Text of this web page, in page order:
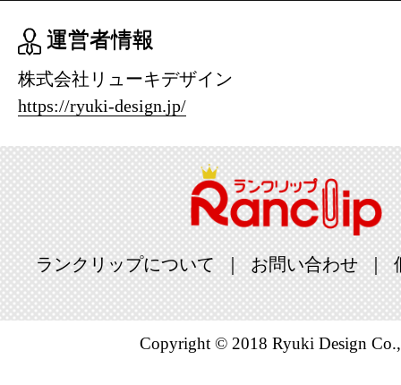
運営者情報
株式会社リューキデザイン
https://ryuki-design.jp/
ランクリップについて お問い合わせ
Copyright © 2018 Ryuki Design